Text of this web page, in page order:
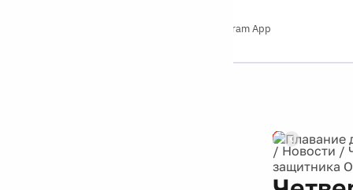
Telegram App
/ Новости /
защитника